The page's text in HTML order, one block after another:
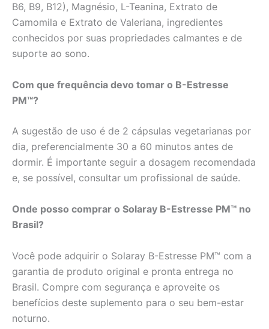
B6, B9, B12), Magnésio, L-Teanina, Extrato de
Camomila e Extrato de Valeriana, ingredientes
conhecidos por suas propriedades calmantes e de
suporte ao sono.
Com que frequência devo tomar o B-Estresse
PM™?
A sugestão de uso é de 2 cápsulas vegetarianas por
dia, preferencialmente 30 a 60 minutos antes de
dormir. É importante seguir a dosagem recomendada
e, se possível, consultar um profissional de saúde.
Onde posso comprar o Solaray B-Estresse PM™ no
Brasil?
Você pode adquirir o Solaray B-Estresse PM™ com a
garantia de produto original e pronta entrega no
Brasil. Compre com segurança e aproveite os
benefícios deste suplemento para o seu bem-estar
noturno.